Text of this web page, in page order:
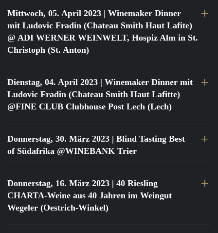
Mittwoch, 05. April 2023 | Winemaker Dinner
mit Ludovic Fradin (Chateau Smith Haut Lafite)
@ ADI WERNER WEINWELT, Hospiz Alm in St.
Christoph (St. Anton)
Dienstag, 04. April 2023 | Winemaker Dinner mit
Ludovic Fradin (Chateau Smith Haut Lafitte)
@FINE CLUB Clubhouse Post Lech (Lech)
Donnerstag, 30. März 2023 | Blind Tasting Best
of Südafrika @WINEBANK Trier
Donnerstag, 16. März 2023 | 40 Riesling
CHARTA-Weine aus 40 Jahren im Weingut
Wegeler (Oestrich-Winkel)